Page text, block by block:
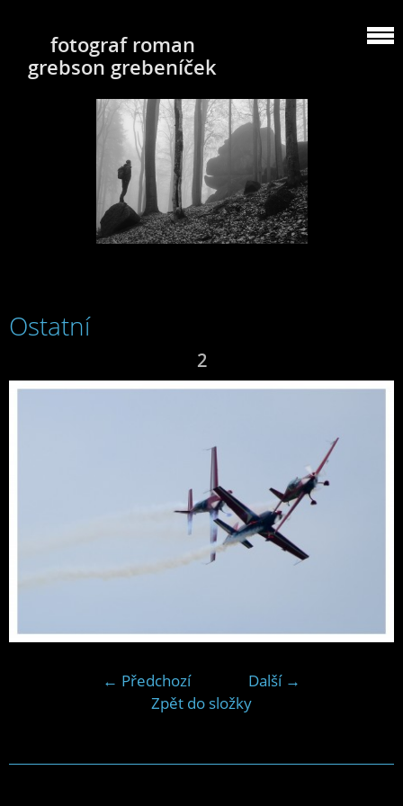
fotograf roman
grebson grebeníček
Ostatní
2
← Předchozí
Další →
Zpět do složky